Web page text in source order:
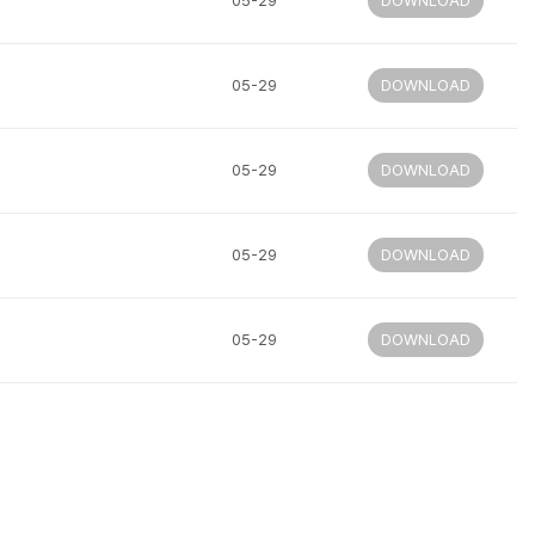
05-29 DOWNLOAD
05-29 DOWNLOAD
05-29 DOWNLOAD
05-29 DOWNLOAD